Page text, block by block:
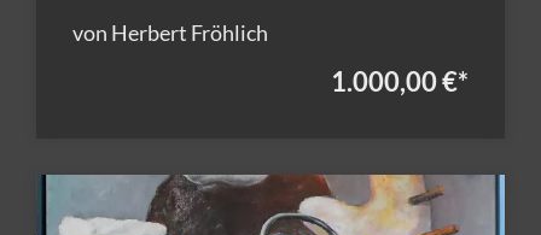
von Herbert Fröhlich
1.000,00 €*